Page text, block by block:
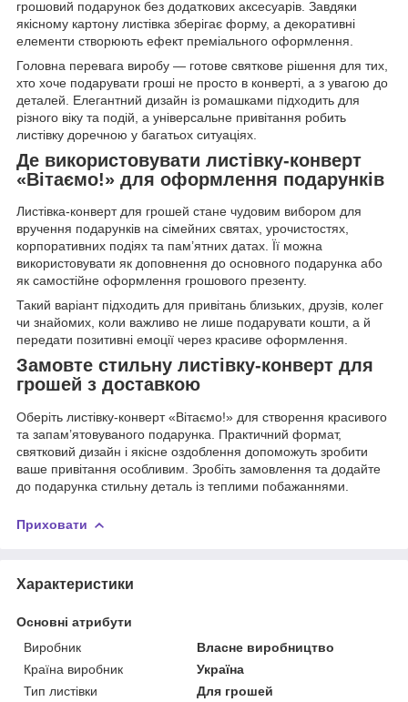
грошовий подарунок без додаткових аксесуарів. Завдяки
якісному картону листівка зберігає форму, а декоративні
елементи створюють ефект преміального оформлення.
Головна перевага виробу — готове святкове рішення для тих,
хто хоче подарувати гроші не просто в конверті, а з увагою до
деталей. Елегантний дизайн із ромашками підходить для
різного віку та подій, а універсальне привітання робить
листівку доречною у багатьох ситуаціях.
Де використовувати листівку-конверт
«Вітаємо!» для оформлення подарунків
Листівка-конверт для грошей стане чудовим вибором для
вручення подарунків на сімейних святах, урочистостях,
корпоративних подіях та пам’ятних датах. Її можна
використовувати як доповнення до основного подарунка або
як самостійне оформлення грошового презенту.
Такий варіант підходить для привітань близьких, друзів, колег
чи знайомих, коли важливо не лише подарувати кошти, а й
передати позитивні емоції через красиве оформлення.
Замовте стильну листівку-конверт для
грошей з доставкою
Оберіть листівку-конверт «Вітаємо!» для створення красивого
та запам’ятовуваного подарунка. Практичний формат,
святковий дизайн і якісне оздоблення допоможуть зробити
ваше привітання особливим. Зробіть замовлення та додайте
до подарунка стильну деталь із теплими побажаннями.
Приховати
Характеристики
Основні атрибути
Виробник
Власне виробництво
Країна виробник
Україна
Тип листівки
Для грошей